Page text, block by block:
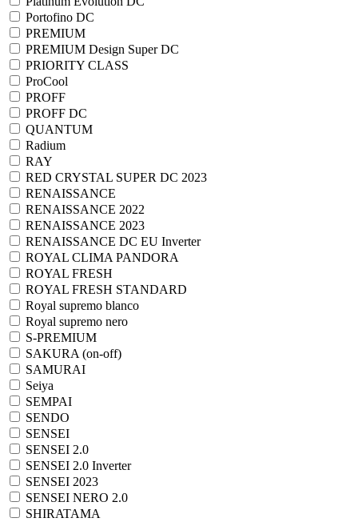
Portofino DC
PREMIUM
PREMIUM Design Super DC
PRIORITY CLASS
ProCool
PROFF
PROFF DC
QUANTUM
Radium
RAY
RED CRYSTAL SUPER DC 2023
RENAISSANCE
RENAISSANCE 2022
RENAISSANCE 2023
RENAISSANCE DC EU Inverter
ROYAL CLIMA PANDORA
ROYAL FRESH
ROYAL FRESH STANDARD
Royal supremo blanco
Royal supremo nero
S-PREMIUM
SAKURA (on-off)
SAMURAI
Seiya
SEMPAI
SENDO
SENSEI
SENSEI 2.0
SENSEI 2.0 Inverter
SENSEI 2023
SENSEI NERO 2.0
SHIRATAMA